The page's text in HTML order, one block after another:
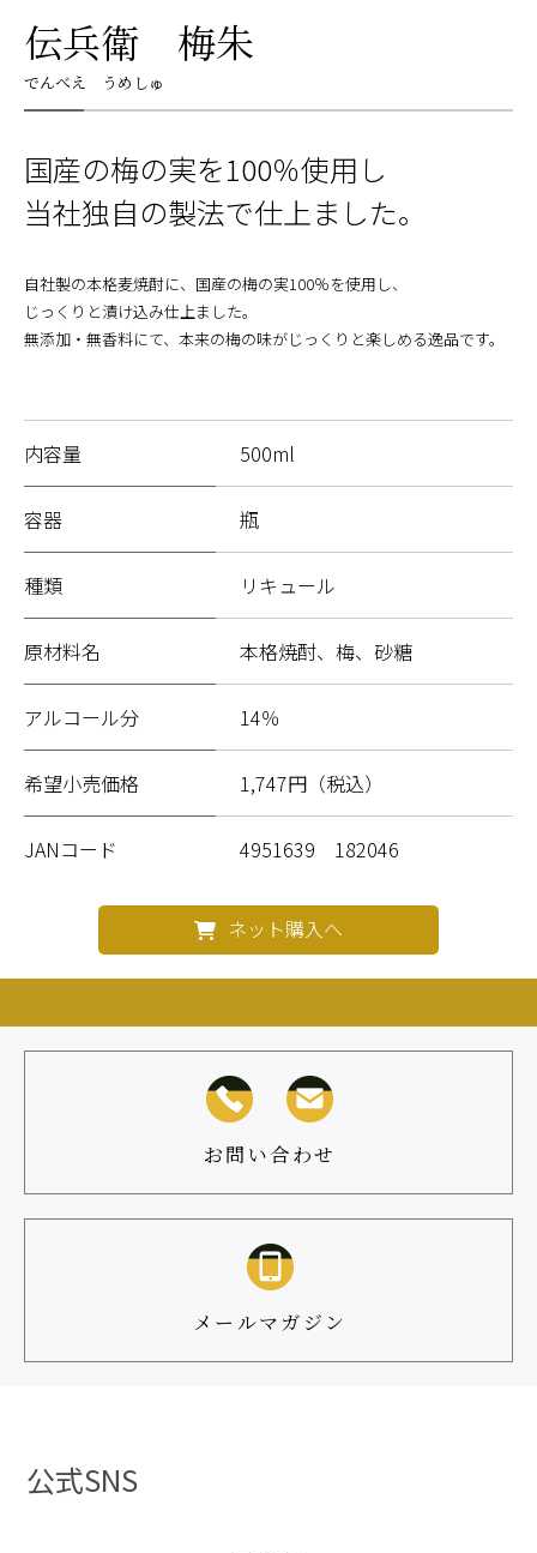
伝兵衛 梅朱
でんべえ うめしゅ
国産の梅の実を100％使用し
当社独自の製法で仕上ました。
自社製の本格麦焼酎に、国産の梅の実100％を使用し、
じっくりと漬け込み仕上ました。
無添加・無香料にて、本来の梅の味がじっくりと楽しめる逸品です。
内容量 500ml
容器 瓶
種類 リキュール
原材料名 本格焼酎、梅、砂糖
アルコール分 14％
希望小売価格 1,747円（税込）
JANコード 4951639 182046
ネット購入へ
お問い合わせ
メールマガジン
公式SNS